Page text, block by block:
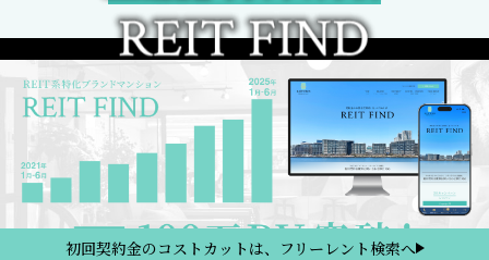
初回契約金のコストカットは、フリーレント検索へ